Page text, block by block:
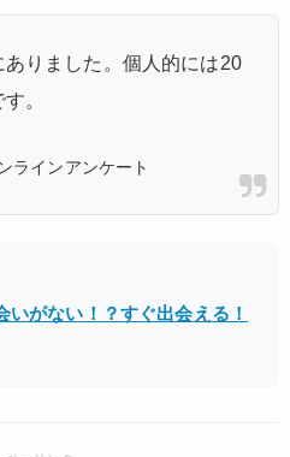
りました。個人的には20
。
ラインアンケート
がない！？すぐ出会える！